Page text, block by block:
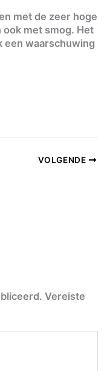
met de zeer hoge
met smog. Het
een waarschuwing
VOLGENDE
Vereiste